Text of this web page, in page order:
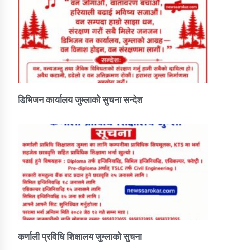
डिभिजन कार्यालय जुम्लाको सुचना सन्देश
कर्णाली प्रविधि शिक्षालय जुम्लाको सुचना